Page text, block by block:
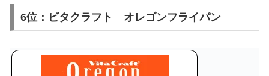
6位：ビタクラフト オレゴンフライパン